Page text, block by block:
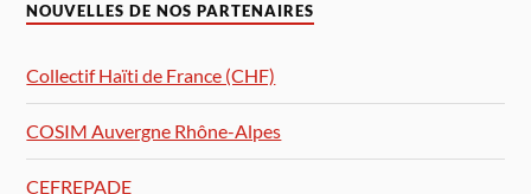
NOUVELLES DE NOS PARTENAIRES
Collectif Haïti de France (CHF)
COSIM Auvergne Rhône-Alpes
CEFREPADE